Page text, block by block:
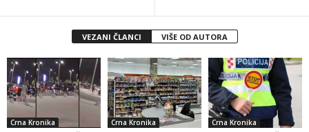
VEZANI ČLANCI VIŠE OD AUTORA
Crna Kronika Crna Kronika Crna Kronika